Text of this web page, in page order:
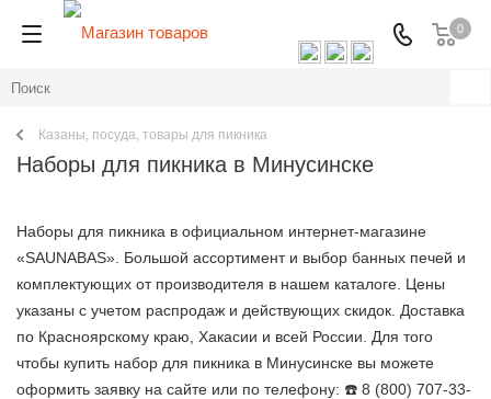
0
Казаны, посуда, товары для пикника
Наборы для пикника в Минусинске
Наборы для пикника в официальном интернет-магазине
«SAUNABAS». Большой ассортимент и выбор банных печей и
комплектующих от производителя в нашем каталоге. Цены
указаны с учетом распродаж и действующих скидок. Доставка
по Красноярскому краю, Хакасии и всей России. Для того
чтобы купить набор для пикника в Минусинске вы можете
оформить заявку на сайте или по телефону: ☎️ 8 (800) 707-33-